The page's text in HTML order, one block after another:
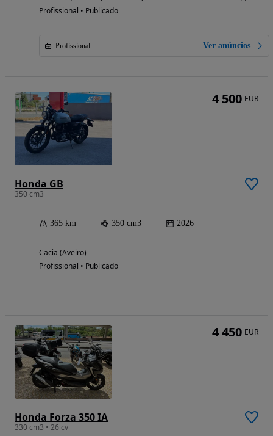
Profissional • Publicado
Profissional Ver anúncios
Honda GB
350 cm3
365 km 350 cm3 2026
Cacia (Aveiro)
Profissional • Publicado
4 500 EUR
Honda Forza 350 IA
330 cm3 • 26 cv
4 450 EUR